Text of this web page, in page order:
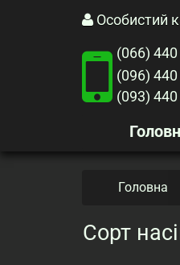
Особистий
(066)
(096)
(093)
Головна
Сорт